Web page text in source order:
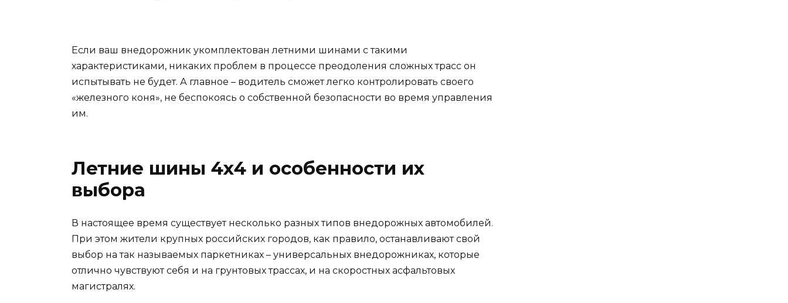
Если ваш внедорожник укомплектован летними шинами с такими
характеристиками, никаких проблем в процессе преодоления сложных трасс он
испытывать не будет. А главное – водитель сможет легко контролировать своего
«железного коня», не беспокоясь о собственной безопасности во время управления
им.
Летние шины 4х4 и особенности их
выбора
В настоящее время существует несколько разных типов внедорожных автомобилей.
При этом жители крупных российских городов, как правило, останавливают свой
выбор на так называемых паркетниках – универсальных внедорожниках, которые
отлично чувствуют себя и на грунтовых трассах, и на скоростных асфальтовых
магистралях.